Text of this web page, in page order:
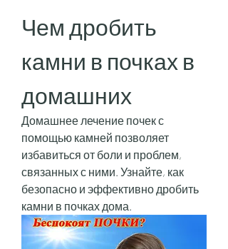
Чем дробить
камни в почках в
домашних
Домашнее лечение почек с
помощью камней позволяет
избавиться от боли и проблем,
связанных с ними. Узнайте, как
безопасно и эффективно дробить
камни в почках дома.